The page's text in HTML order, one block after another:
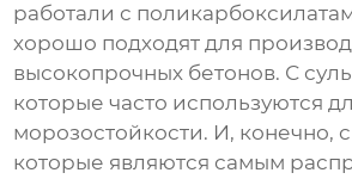
работали с
хорошо подходят для
высокопрочных бетонов. С
которые часто используются
морозостойкости. И, конечно,
которые являются самым